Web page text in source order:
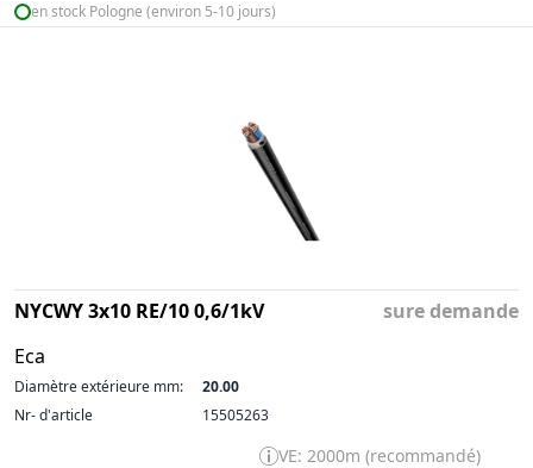
en stock Pologne (environ 5-10 jours)
NYCWY 3x10 RE/10 0,6/1kV
Eca
sure demande
Diamètre extérieure mm:
20.00
Nr- d'article
15505263
VE: 2000m (recommandé)